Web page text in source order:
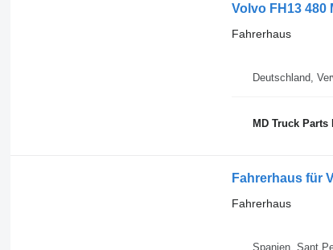
Volvo FH13 480
Fahrerhaus
Deutschland,
MD Truck Parts
Fahrerhaus für
Fahrerhaus
Spanien, Sant